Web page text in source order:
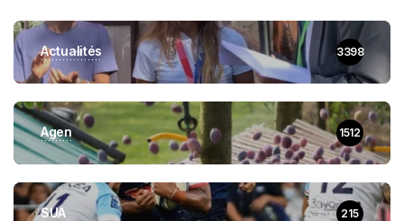
Actualités 3398
Agen 1512
SUA 215